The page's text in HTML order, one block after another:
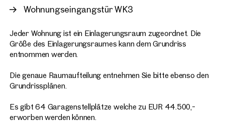
Wohnungseingangstür WK3
Jeder Wohnung ist ein Einlagerungsraum zugeordnet. Die
Größe des Einlagerungsraumes kann dem Grundriss
entnommen werden.
Die genaue Raumaufteilung entnehmen Sie bitte ebenso den
Grundrissplänen.
Es gibt 64 Garagenstellplätze welche zu EUR 44.500,-
erworben werden können.